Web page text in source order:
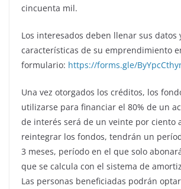
cincuenta mil.
Los interesados deben llenar sus datos
características de su emprendimiento
formulario: https://forms.gle/
Una vez otorgados los créditos, los
utilizarse para financiar el 80% de un
de interés será de un veinte por ciento
reintegrar los fondos, tendrán un
3 meses, período en el que solo
que se calcula con el sistema de
Las personas beneficiadas podrán